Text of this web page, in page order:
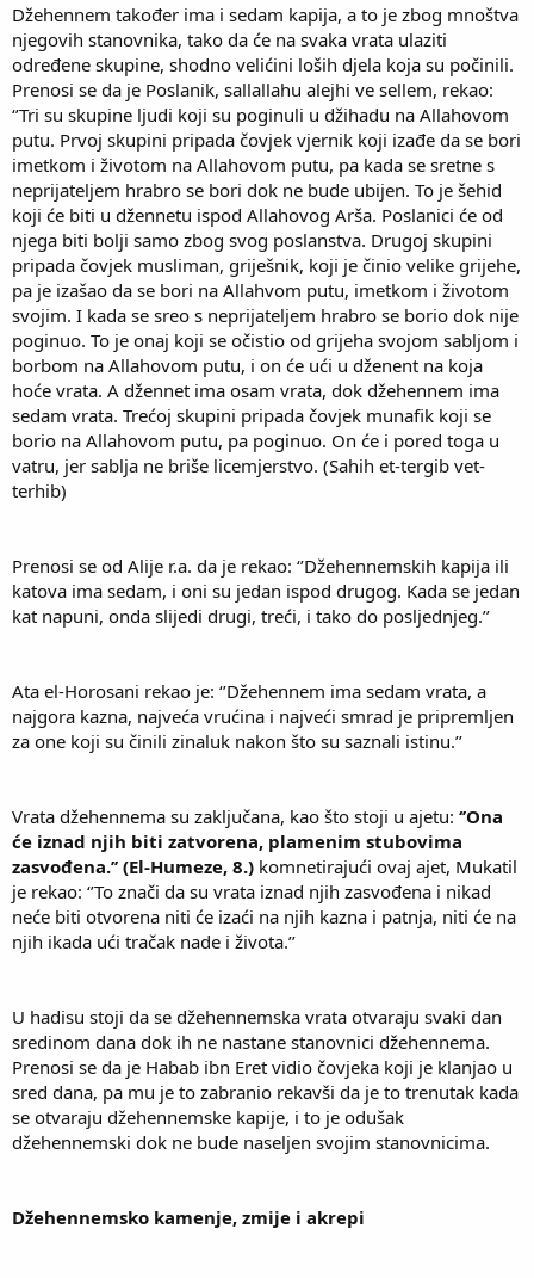
Džehennem također ima i sedam kapija, a to je zbog mnoštva
njegovih stanovnika, tako da će na svaka vrata ulaziti
određene skupine, shodno velićini loših djela koja su počinili.
Prenosi se da je Poslanik, sallallahu alejhi ve sellem, rekao:
‘’Tri su skupine ljudi koji su poginuli u džihadu na Allahovom
putu. Prvoj skupini pripada čovjek vjernik koji izađe da se bori
imetkom i životom na Allahovom putu, pa kada se sretne s
neprijateljem hrabro se bori dok ne bude ubijen. To je šehid
koji će biti u džennetu ispod Allahovog Arša. Poslanici će od
njega biti bolji samo zbog svog poslanstva. Drugoj skupini
pripada čovjek musliman, griješnik, koji je činio velike grijehe,
pa je izašao da se bori na Allahvom putu, imetkom i životom
svojim. I kada se sreo s neprijateljem hrabro se borio dok nije
poginuo. To je onaj koji se očistio od grijeha svojom sabljom i
borbom na Allahovom putu, i on će ući u dženent na koja
hoće vrata. A džennet ima osam vrata, dok džehennem ima
sedam vrata. Trećoj skupini pripada čovjek munafik koji se
borio na Allahovom putu, pa poginuo. On će i pored toga u
vatru, jer sablja ne briše licemjerstvo. (Sahih et-tergib vet-
terhib)
Prenosi se od Alije r.a. da je rekao: ‘’Džehennemskih kapija ili
katova ima sedam, i oni su jedan ispod drugog. Kada se jedan
kat napuni, onda slijedi drugi, treći, i tako do posljednjeg.’’
Ata el-Horosani rekao je: ‘’Džehennem ima sedam vrata, a
najgora kazna, najveća vrućina i najveći smrad je pripremljen
za one koji su činili zinaluk nakon što su saznali istinu.’’
Vrata džehennema su zaključana, kao što stoji u ajetu: ‘’Ona
će iznad njih biti zatvorena, plamenim stubovima
zasvođena.’’ (El-Humeze, 8.) komnetirajući ovaj ajet, Mukatil
je rekao: ‘’To znači da su vrata iznad njih zasvođena i nikad
neće biti otvorena niti će izaći na njih kazna i patnja, niti će na
njih ikada ući tračak nade i života.’’
U hadisu stoji da se džehennemska vrata otvaraju svaki dan
sredinom dana dok ih ne nastane stanovnici džehennema.
Prenosi se da je Habab ibn Eret vidio čovjeka koji je klanjao u
sred dana, pa mu je to zabranio rekavši da je to trenutak kada
se otvaraju džehennemske kapije, i to je odušak
džehennemski dok ne bude naseljen svojim stanovnicima.
Džehennemsko kamenje, zmije i akrepi